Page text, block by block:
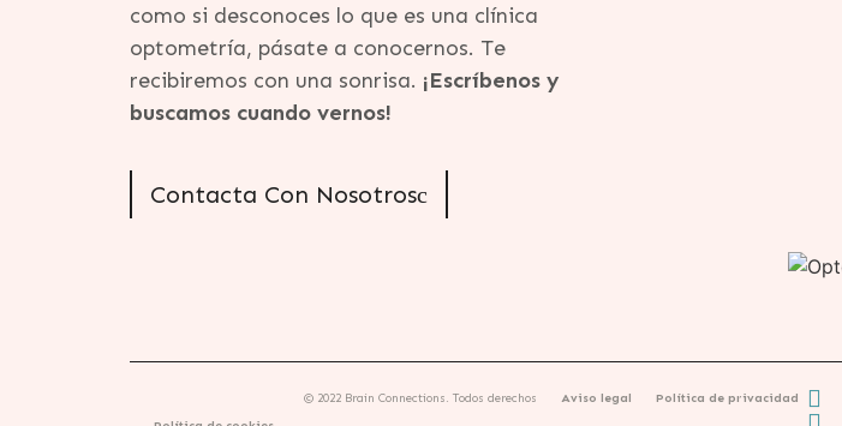
como si desconoces lo que es una clínica
optometría, pásate a conocernos. Te
recibiremos con una sonrisa. ¡Escríbenos y
buscamos cuando vernos!
Contacta Con Nosotros
© 2022 Brain Connections. Todos derechos Aviso legal
Política de privacidad